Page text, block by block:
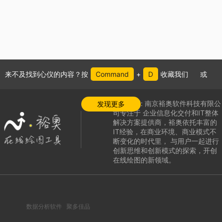
来不及找到心仪的内容？按 Command + D 收藏我们 或
发现更多公司介绍:南京裕奥软件科技有限公
司专注于 企业信息化交付和IT整体
解决方案提供商，裕奥依托丰富的
IT经验，在商业环境、商业模式不
断变化的时代里，
与用户一起进行
创新思维和创新模式的探索，开创
在线绘图的新领域。
数据分析软件 聚多佳品